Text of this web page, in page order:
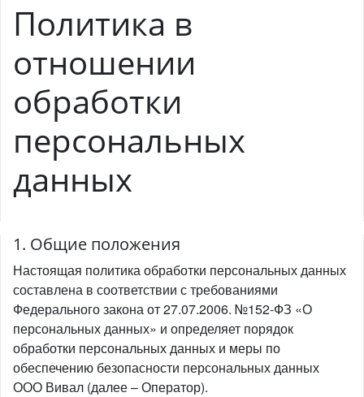
Политика в
отношении
обработки
персональных
данных
1. Общие положения
Настоящая политика обработки персональных данных
составлена в соответствии с требованиями
Федерального закона от 27.07.2006. №152-ФЗ «О
персональных данных» и определяет порядок
обработки персональных данных и меры по
обеспечению безопасности персональных данных
ООО Вивал (далее – Оператор).